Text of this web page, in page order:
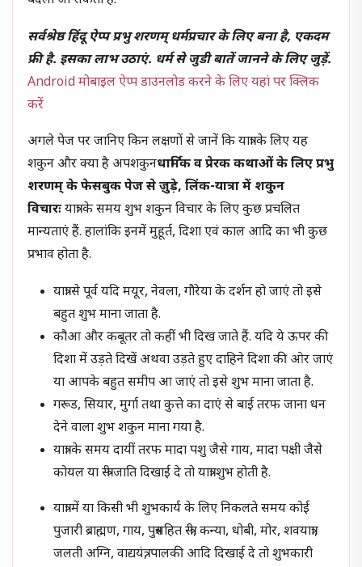
सर्वश्रेष्ठ हिंदू ऐप्प प्रभु शरणम् धर्मप्रचार के लिए बना है, एकदम
फ्री है. इसका लाभ उठाएं. धर्म से जुडी बातें जानने के लिए जुड़ें.
Android मोबाइल ऐप्प डाउनलोड करने के लिए यहां पर क्लिक
करें
अगले पेज पर जानिए किन लक्षणों से जानें कि यात्रा के लिए यह
शकुन और क्या है अपशकुनधार्मिक व प्रेरक कथाओं के लिए प्रभु
शरणम् के फेसबुक पेज से जु़ड़े, लिंक-यात्रा में शकुन
विचारःयात्रा के समय शुभ शकुन विचार के लिए कुछ प्रचलित
मान्यताएं हैं. हालांकि इनमें मुहूर्त, दिशा एवं काल आदि का भी कुछ
प्रभाव होता है.
यात्रा से पूर्व यदि मयूर, नेवला, गौरेया के दर्शन हो जाएं तो इसे
बहुत शुभ माना जाता है.
कौआ और कबूतर तो कहीं भी दिख जाते हैं. यदि ये ऊपर की
दिशा में उड़ते दिखें अथवा उड़ते हुए दाहिने दिशा की ओर जाएं
या आपके बहुत समीप आ जाएं तो इसे शुभ माना जाता है.
गरूड, सियार, मुर्गा तथा कुत्ते का दाएं से बाई तरफ जाना धन
देने वाला शुभ शकुन माना गया है.
यात्रा के समय दायीं तरफ मादा पशु जैसे गाय, मादा पक्षी जैसे
कोयल या स्त्री जाति दिखाई दे तो यात्रा शुभ होती है.
यात्रा में या किसी भी शुभकार्य के लिए निकलते समय कोई
पुजारी ब्राह्मण, गाय, पुत्रसहित स्त्री, कन्या, धोबी, मोर, शवयात्रा,
जलती अग्नि, वाद्ययंत्र, पालकी आदि दिखाई दे तो शुभकारी